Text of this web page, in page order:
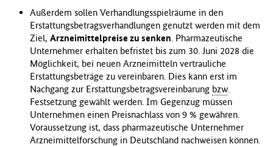
Außerdem sollen Verhandlungsspielräume in den
Erstattungsbetragsverhandlungen genutzt werden mit dem
Ziel, Arzneimittelpreise zu senken. Pharmazeutische
Unternehmer erhalten befristet bis zum 30. Juni 2028 die
Möglichkeit, bei neuen Arzneimitteln vertrauliche
Erstattungsbeträge zu vereinbaren. Dies kann erst im
Nachgang zur Erstattungsbetragsvereinbarung bzw.
Festsetzung gewählt werden. Im Gegenzug müssen
Unternehmen einen Preisnachlass von 9 % gewähren.
Voraussetzung ist, dass pharmazeutische Unternehmer
Arzneimittelforschung in Deutschland nachweisen können.